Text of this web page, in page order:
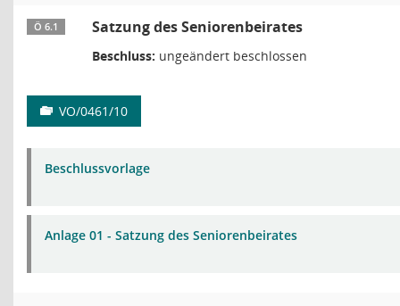
Ö 6.1 Satzung des Seniorenbeirates
Beschluss: ungeändert beschlossen
VO/0461/10
Beschlussvorlage
Anlage 01 - Satzung des Seniorenbeirates